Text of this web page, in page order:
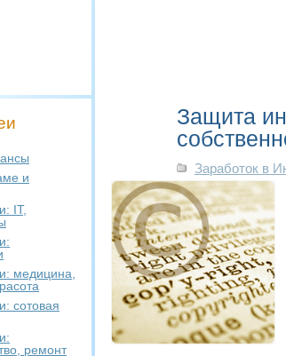
и
IT,
медицина,
сотовая
ремонт
Защита
Заработок в